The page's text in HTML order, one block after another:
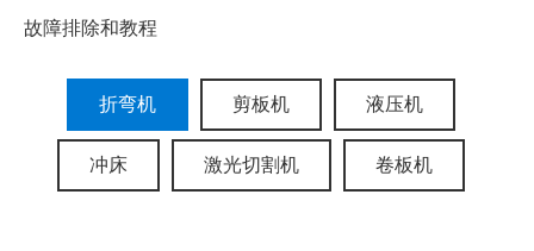
故障排除和教程
折弯机 剪板机 液压机
冲床 激光切割机 卷板机